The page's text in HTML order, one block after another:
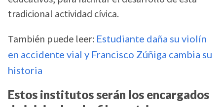
tradicional actividad cívica.
También puede leer: Estudiante daña su violín
en accidente vial y Francisco Zúñiga cambia su
historia
Estos institutos serán los encargados